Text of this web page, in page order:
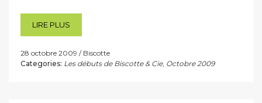
LIRE PLUS
28 octobre 2009
Biscotte
Categories: Les débuts de Biscotte & Cie, Octobre 2009